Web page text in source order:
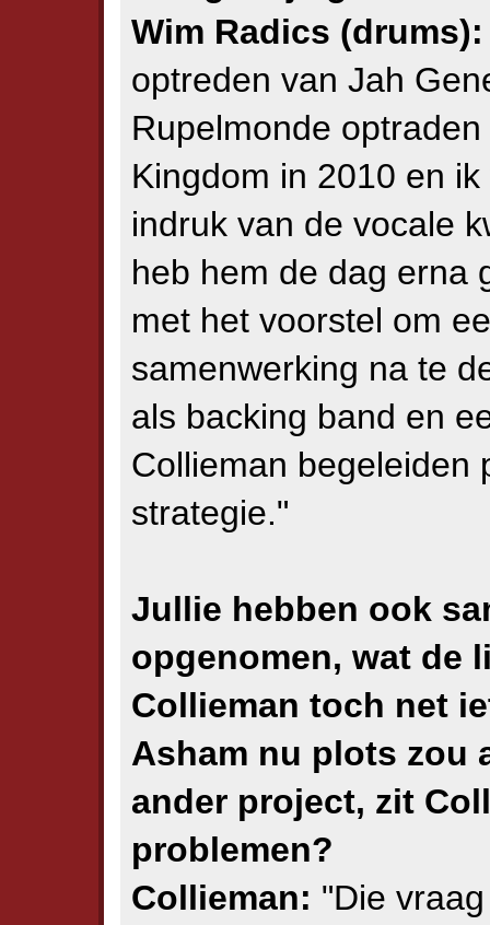
Wim Radics (drums):
optreden van Jah
Rupelmonde
Kingdom in 2010 en
indruk van de vocale
heb hem de dag erna
met het voorstel om
samenwerking na te
als backing band en
Collieman begeleiden
strategie."
Jullie hebben ook
opgenomen, wat de
Collieman toch net
Asham nu plots zou
ander project, zit
problemen?
Collieman: "Die